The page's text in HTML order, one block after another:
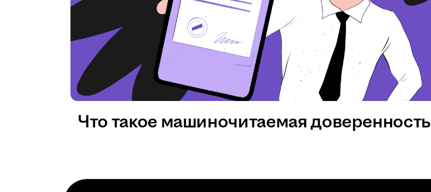
Что такое машиночитаемая доверенность